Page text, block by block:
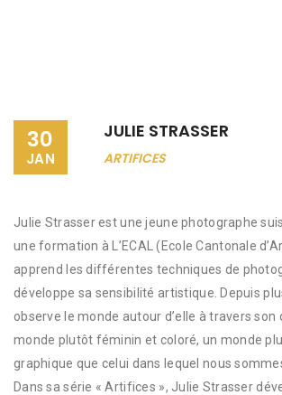
30
JAN
JULIE STRASSER
ARTIFICES
Julie Strasser est une jeune photographe
une formation à L’ECAL (Ecole Cantonale
apprend les différentes techniques de
développe sa sensibilité artistique. Depuis
observe le monde autour d’elle à travers son
monde plutôt féminin et coloré, un monde
graphique que celui dans lequel nous
Dans sa série « Artifices », Julie Strasser